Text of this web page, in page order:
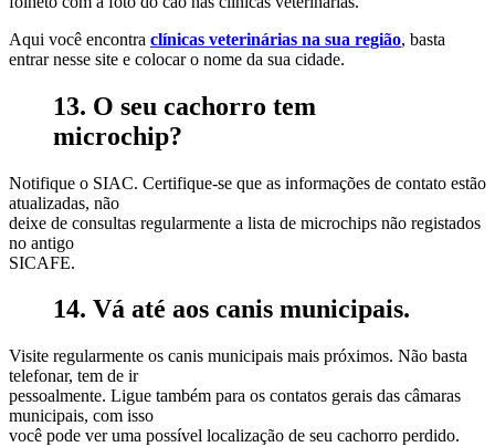
Aqui você encontra clínicas veterinárias na sua região, basta
entrar nesse site e colocar o nome da sua cidade.
13. O seu cachorro tem
microchip?
Notifique o SIAC. Certifique-se que as informações de contato estão
atualizadas, não
deixe de consultas regularmente a lista de microchips não registados
no antigo
SICAFE.
14. Vá até aos canis municipais.
Visite regularmente os canis municipais mais próximos. Não basta
telefonar, tem de ir
pessoalmente. Ligue também para os contatos gerais das câmaras
municipais, com isso
você pode ver uma possível localização de seu cachorro perdido.